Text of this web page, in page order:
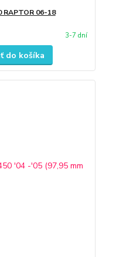
RAPTOR 06-18
3-7 dní
do košíka